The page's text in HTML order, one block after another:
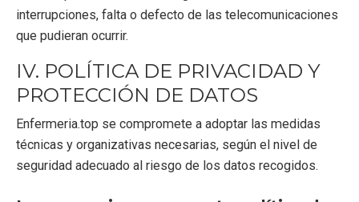
interrupciones, falta o defecto de las telecomunicaciones
que pudieran ocurrir.
IV. POLÍTICA DE PRIVACIDAD Y
PROTECCIÓN DE DATOS
Enfermeria.top se compromete a adoptar las medidas
técnicas y organizativas necesarias, según el nivel de
seguridad adecuado al riesgo de los datos recogidos.